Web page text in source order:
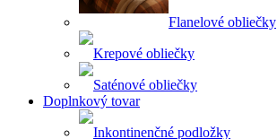
Flanelové obliečky
Krepové obliečky
Saténové obliečky
Doplnkový tovar
Inkontinenčné podložky